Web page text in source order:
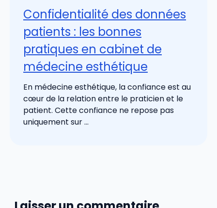
Confidentialité des données
patients : les bonnes
pratiques en cabinet de
médecine esthétique
En médecine esthétique, la confiance est au
cœur de la relation entre le praticien et le
patient. Cette confiance ne repose pas
uniquement sur ...